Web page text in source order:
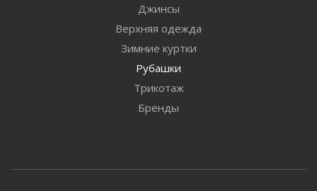
Джинсы
Верхняя одежда
Зимние куртки
Рубашки
Трикотаж
Бренды